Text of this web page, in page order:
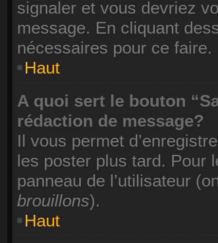
signaler et vous devriez
message. En cliquant
nécessaires pour ce faire.
Haut
A quoi sert le bouton
rédaction de message?
Il vous permet
les poster plus tard. Pour
panneau de l’utilisateur
brouillons).
Haut